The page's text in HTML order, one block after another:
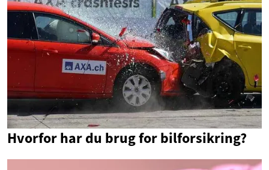
Hvorfor har du brug for bilforsikring?